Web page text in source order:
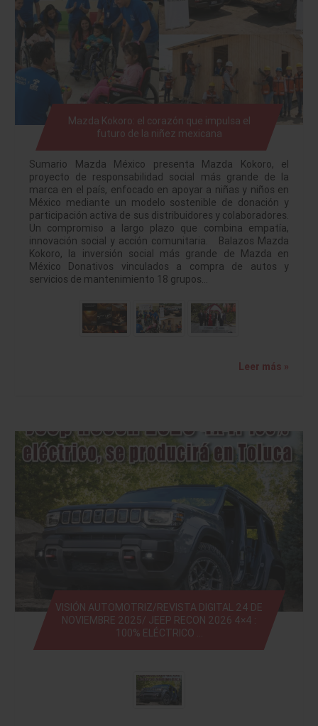
Mazda Kokoro: el corazón que impulsa el
futuro de la niñez mexicana
Sumario Mazda México presenta Mazda Kokoro, el
proyecto de responsabilidad social más grande de la
marca en el país, enfocado en apoyar a niñas y niños en
México mediante un modelo sostenible de donación y
participación activa de sus distribuidores y colaboradores.
Un compromiso a largo plazo que combina empatía,
innovación social y acción comunitaria. Balazos Mazda
Kokoro, la inversión social más grande de Mazda en
México Donativos vinculados a compra de autos y
servicios de mantenimiento 18 grupos…
Leer más »
VISIÓN AUTOMOTRIZ/REVISTA DIGITAL 24 DE
NOVIEMBRE 2025/ JEEP RECON 2026 4×4 :
100% ELÉCTRICO …